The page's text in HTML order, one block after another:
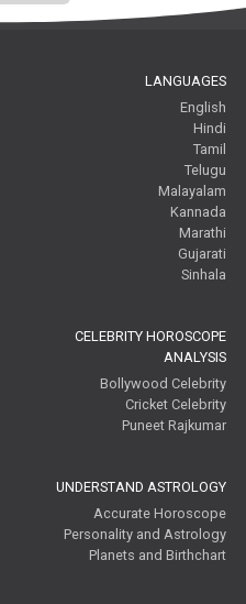
LANGUAGES
English
Hindi
Tamil
Telugu
Malayalam
Kannada
Marathi
Gujarati
Sinhala
CELEBRITY HOROSCOPE
ANALYSIS
Bollywood Celebrity
Cricket Celebrity
Puneet Rajkumar
UNDERSTAND ASTROLOGY
Accurate Horoscope
Personality and Astrology
Planets and Birthchart